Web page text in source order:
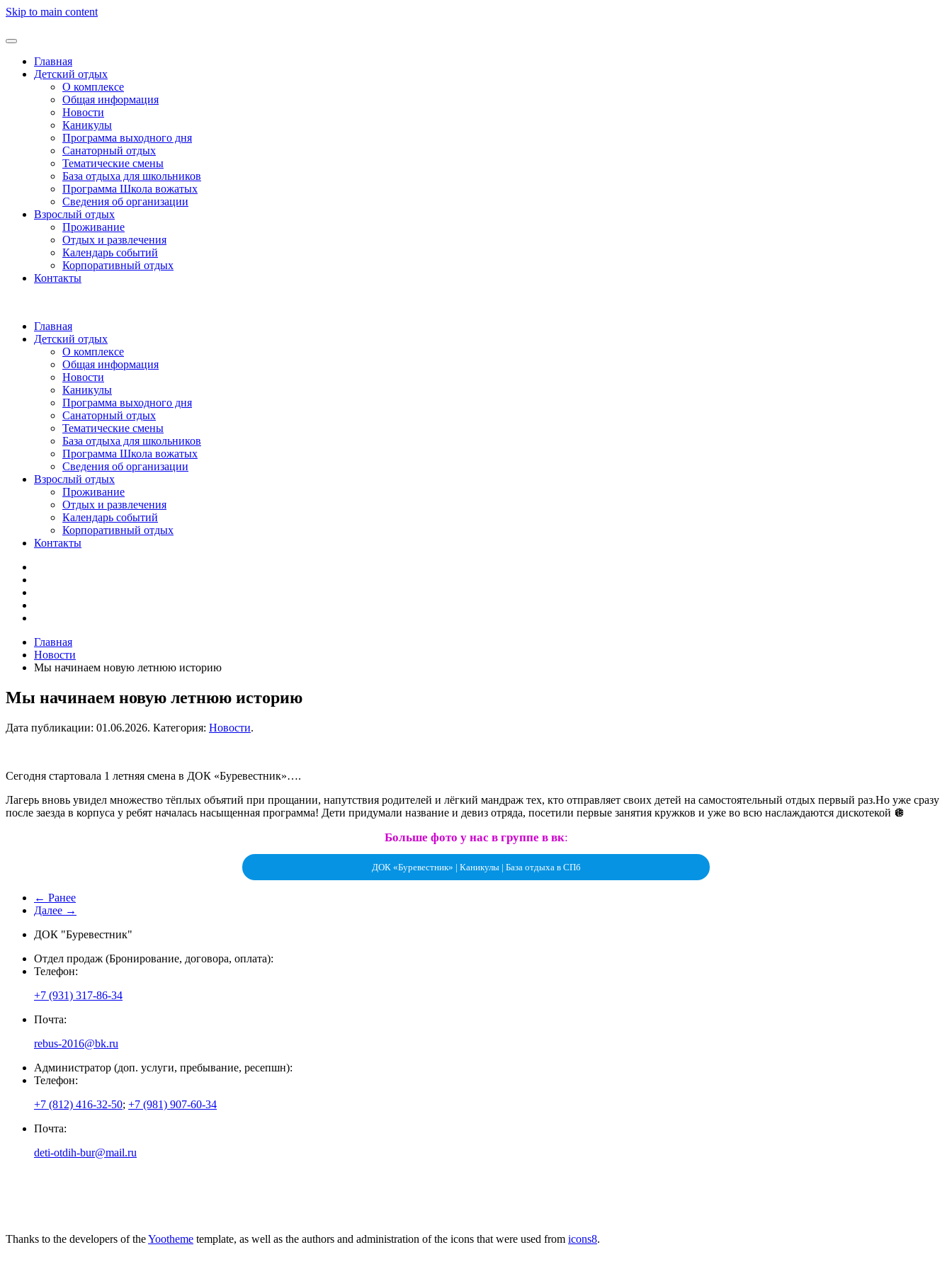
Skip to main content
Главная
Детский отдых
О комплексе
Общая информация
Новости
Каникулы
Программа выходного дня
Санаторный отдых
Тематические смены
База отдыха для школьников
Программа Школа вожатых
Cведения об организации
Взрослый отдых
Проживание
Отдых и развлечения
Календарь событий
Корпоративный отдых
Контакты
Главная
Детский отдых
О комплексе
Общая информация
Новости
Каникулы
Программа выходного дня
Санаторный отдых
Тематические смены
База отдыха для школьников
Программа Школа вожатых
Cведения об организации
Взрослый отдых
Проживание
Отдых и развлечения
Календарь событий
Корпоративный отдых
Контакты
Главная
Новости
Мы начинаем новую летнюю историю
Мы начинаем новую летнюю историю
Дата публикации: 01.06.2026. Категория: Новости.
Сегодня стартовала 1 летняя смена в ДОК «Буревестник»….
Лагерь вновь увидел множество тёплых объятий при прощании, напутствия родителей и лёгкий мандраж тех, кто отправляет своих детей на самостоятельный отдых первый раз.Но уже сразу
после заезда в корпуса у ребят началась насыщенная программа! Дети придумали название и девиз отряда, посетили первые занятия кружков и уже во всю наслаждаются дискотекой 🪩
Больше фото у нас в группе в вк:
ДОК «Буревестник» | Каникулы | База отдыха в СПб
← Ранее
Далее →
ДОК "Буревестник"
Отдел продаж (Бронирование, договора, оплата):
Телефон:
+7 (931) 317-86-34
Почта:
rebus-2016@bk.ru
Администратор (доп. услуги, пребывание, ресепшн):
Телефон:
+7 (812) 416-32-50; +7 (981) 907-60-34
Почта:
deti-otdih-bur@mail.ru
Thanks to the developers of theYootheme template, as well as the authors and administration of the icons that were used from icons8.